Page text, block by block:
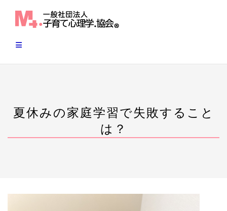
夏休みの家庭学習で失敗すること
は？